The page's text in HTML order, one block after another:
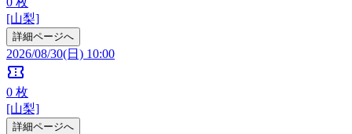
[山梨]
詳細ページへ
2026/08/30(日) 10:00
confirmation_number
0 枚
[山梨]
詳細ページへ